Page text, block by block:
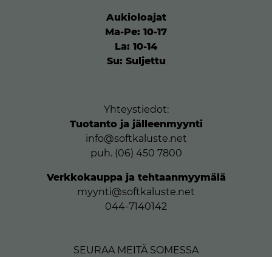
Aukioloajat
Ma-Pe: 10-17
La: 10-14
Su: Suljettu
Yhteystiedot:
Tuotanto ja jälleenmyynti
info@softkaluste.net
puh. (06) 450 7800
Verkkokauppa ja tehtaanmyymälä
myynti@softkaluste.net
044-7140142
SEURAA MEITÄ SOMESSA